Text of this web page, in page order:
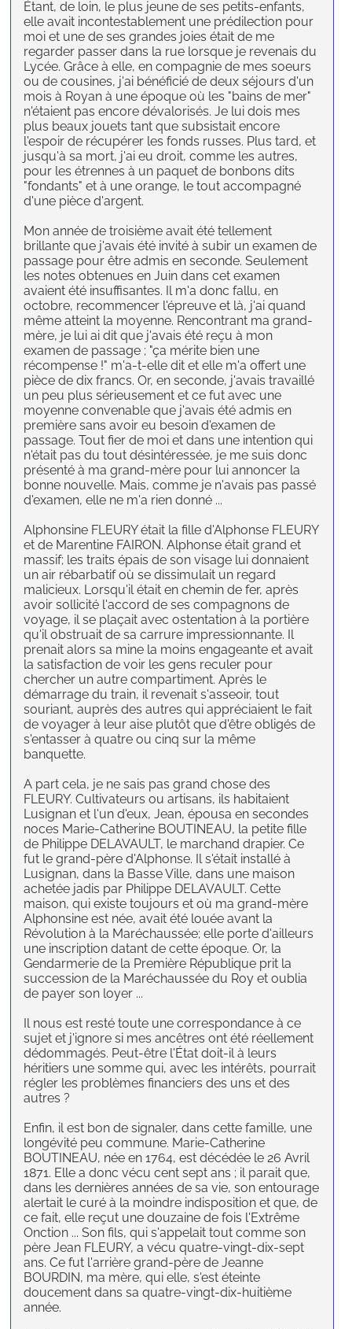
Étant, de loin, le plus jeune de ses petits-enfants,
elle avait incontestablement une prédilection pour
moi et une de ses grandes joies était de me
regarder passer dans la rue lorsque je revenais du
Lycée. Grâce à elle, en compagnie de mes soeurs
ou de cousines, j'ai bénéficié de deux séjours d'un
mois à Royan à une époque où les "bains de mer"
n'étaient pas encore dévalorisés. Je lui dois mes
plus beaux jouets tant que subsistait encore
l'espoir de récupérer les fonds russes. Plus tard, et
jusqu'à sa mort, j'ai eu droit, comme les autres,
pour les étrennes à un paquet de bonbons dits
"fondants" et à une orange, le tout accompagné
d'une pièce d'argent.
Mon année de troisième avait été tellement
brillante que j'avais été invité à subir un examen de
passage pour être admis en seconde. Seulement
les notes obtenues en Juin dans cet examen
avaient été insuffisantes. Il m'a donc fallu, en
octobre, recommencer l'épreuve et là, j'ai quand
même atteint la moyenne. Rencontrant ma grand-
mère, je lui ai dit que j'avais été reçu à mon
examen de passage ; "ça mérite bien une
récompense !" m'a-t-elle dit et elle m'a offert une
pièce de dix francs. Or, en seconde, j'avais travaillé
un peu plus sérieusement et ce fut avec une
moyenne convenable que j'avais été admis en
première sans avoir eu besoin d'examen de
passage. Tout fier de moi et dans une intention qui
n'était pas du tout désintéressée, je me suis donc
présenté à ma grand-mère pour lui annoncer la
bonne nouvelle. Mais, comme je n'avais pas passé
d'examen, elle ne m'a rien donné ...
Alphonsine FLEURY était la fille d'Alphonse FLEURY
et de Marentine FAIRON. Alphonse était grand et
massif; les traits épais de son visage lui donnaient
un air rébarbatif où se dissimulait un regard
malicieux. Lorsqu'il était en chemin de fer, après
avoir sollicité l'accord de ses compagnons de
voyage, il se plaçait avec ostentation à la portière
qu'il obstruait de sa carrure impressionnante. Il
prenait alors sa mine la moins engageante et avait
la satisfaction de voir les gens reculer pour
chercher un autre compartiment. Après le
démarrage du train, il revenait s'asseoir, tout
souriant, auprès des autres qui appréciaient le fait
de voyager à leur aise plutôt que d'être obligés de
s'entasser à quatre ou cinq sur la même
banquette.
A part cela, je ne sais pas grand chose des
FLEURY. Cultivateurs ou artisans, ils habitaient
Lusignan et l'un d'eux, Jean, épousa en secondes
noces Marie-Catherine BOUTINEAU, la petite fille
de Philippe DELAVAULT, le marchand drapier. Ce
fut le grand-père d'Alphonse. Il s'était installé à
Lusignan, dans la Basse Ville, dans une maison
achetée jadis par Philippe DELAVAULT. Cette
maison, qui existe toujours et où ma grand-mère
Alphonsine est née, avait été louée avant la
Révolution à la Maréchaussée; elle porte d'ailleurs
une inscription datant de cette époque. Or, la
Gendarmerie de la Première République prit la
succession de la Maréchaussée du Roy et oublia
de payer son loyer ...
Il nous est resté toute une correspondance à ce
sujet et j'ignore si mes ancêtres ont été réellement
dédommagés. Peut-être l'État doit-il à leurs
héritiers une somme qui, avec les intérêts, pourrait
régler les problèmes financiers des uns et des
autres ?
Enfin, il est bon de signaler, dans cette famille, une
longévité peu commune. Marie-Catherine
BOUTINEAU, née en 1764, est décédée le 26 Avril
1871. Elle a donc vécu cent sept ans ; il parait que,
dans les dernières années de sa vie, son entourage
alertait le curé à la moindre indisposition et que, de
ce fait, elle reçut une douzaine de fois l'Extrême
Onction ... Son fils, qui s'appelait tout comme son
père Jean FLEURY, a vécu quatre-vingt-dix-sept
ans. Ce fut l'arrière grand-père de Jeanne
BOURDIN, ma mère, qui elle, s'est éteinte
doucement dans sa quatre-vingt-dix-huitième
année.